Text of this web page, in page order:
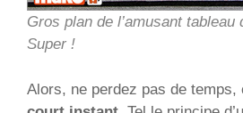
Gros plan de l’amusant
Super !
Alors, ne perdez pas de